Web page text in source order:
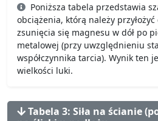
Poniższa tabela przedstawia
obciążenia, którą należy
zsunięcia się magnesu w dół po
metalowej (przy uwzględnieniu
współczynnika tarcia). Wynik ten
wielkości luki.
Tabela 3: Siła na ścianie